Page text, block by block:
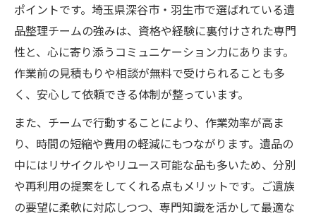
ポイントです。埼玉県深谷市・羽生市で選ばれている遺
品整理チームの強みは、資格や経験に裏付けされた専門
性と、心に寄り添うコミュニケーション力にあります。
作業前の見積もりや相談が無料で受けられることも多
く、安心して依頼できる体制が整っています。
また、チームで行動することにより、作業効率が高ま
り、時間の短縮や費用の軽減にもつながります。遺品の
中にはリサイクルやリユース可能な品も多いため、分別
や再利用の提案をしてくれる点もメリットです。ご遺族
の要望に柔軟に対応しつつ、専門知識を活かして最適な